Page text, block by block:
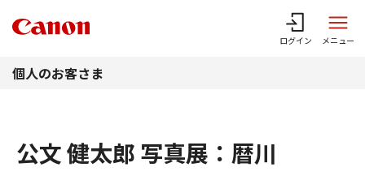
ログイン メニュー
個人のお客さま
公文 健太郎 写真展：暦川